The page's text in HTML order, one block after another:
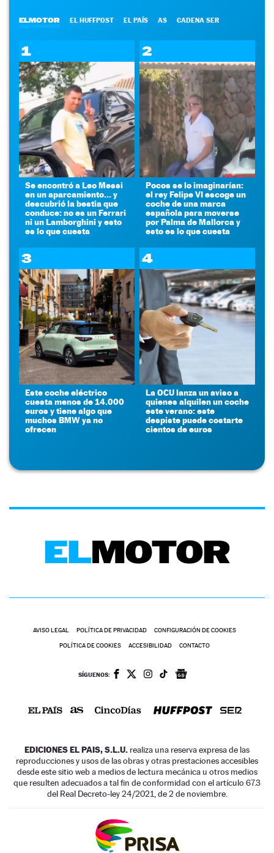
ELMOTOR EL HUFFPOST EL PAÍS AS CADENA SER
1
Se encontró a Leo Messi
en un aparcamiento... y
descubrió la bestia que
conduce: no es un Ferrari
ni un Lamborghini y esto
es lo que cuesta
2
Pocos se lo imaginarían:
el rey Felipe VI escoge un
coche de una marca
española para moverse
por Palma de Mallorca y
esto es lo que cuesta
3
Este coche eléctrico
cuesta menos de 14.000
euros y tiene algo que
muchos BMW ya no
ofrecen
4
La OCU lanza un aviso a
quienes alquilen un coche
este verano: este
despiste puede costarte
cientos de euros
AVISO LEGAL POLÍTICA DE PRIVACIDAD CONFIGURACIÓN DE COOKIES
POLÍTICA DE COOKIES ACCESIBILIDAD CONTACTO
SÍGUENOS:
EDICIONES EL PAIS, S.L.U. realiza una reserva expresa de las
reproducciones y usos de las obras y otras prestaciones accesibles
desde este sitio web a medios de lectura mecánica u otros medios
que resulten adecuados a tal fin de conformidad con el artículo 67.3
del Real Decreto-ley 24/2021, de 2 de noviembre.